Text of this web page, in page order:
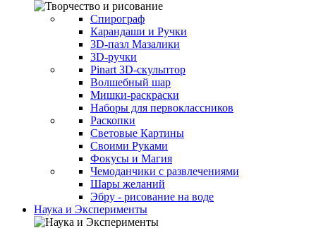
Спирограф
Карандаши и Ручки
3D-пазл Мазалики
3D-ручки
Pinart 3D-скульптор
Волшебный шар
Мишки-раскраски
Наборы для первоклассников
Раскопки
Световые Картины
Своими Руками
Фокусы и Магия
Чемоданчики с развлечениями
Шары желаний
Эбру - рисование на воде
Наука и Эксперименты